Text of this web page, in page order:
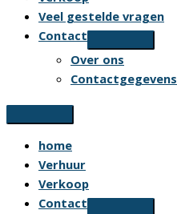
Veel gestelde vragen
Contact
Over ons
Contactgegevens
home
Verhuur
Verkoop
Contact